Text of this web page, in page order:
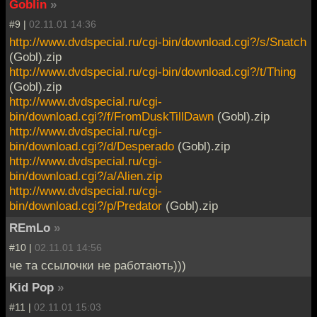
Goblin »
#9 | 02.11.01 14:36
http://www.dvdspecial.ru/cgi-bin/download.cgi?/s/Snatch
(Gobl).zip
http://www.dvdspecial.ru/cgi-bin/download.cgi?/t/Thing
(Gobl).zip
http://www.dvdspecial.ru/cgi-
bin/download.cgi?/f/FromDuskTillDawn (Gobl).zip
http://www.dvdspecial.ru/cgi-
bin/download.cgi?/d/Desperado (Gobl).zip
http://www.dvdspecial.ru/cgi-
bin/download.cgi?/a/Alien.zip
http://www.dvdspecial.ru/cgi-
bin/download.cgi?/p/Predator (Gobl).zip
REmLo »
#10 | 02.11.01 14:56
че та ссылочки не работають)))
Kid Pop »
#11 | 02.11.01 15:03